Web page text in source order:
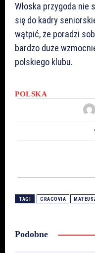
Włoska przygoda nie
się do kadry
wątpić, że poradzi
bardzo duże
polskiego klubu.
POLSKA
TAGI CRACOVIA
Podobne